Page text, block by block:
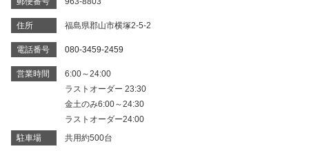
住所 福島県郡山市横塚2-5-2
電話番号 080-3459-2459
営業時間
6:00～24:00
ラストオーダー 23:30
金土のみ6:00～24:30
ラストオーダー24:00
駐車場
共用約500台